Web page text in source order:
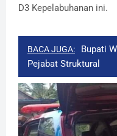
D3 Kepelabuhanan ini.
BACA JUGA:
Bupati
Pejabat Struktural